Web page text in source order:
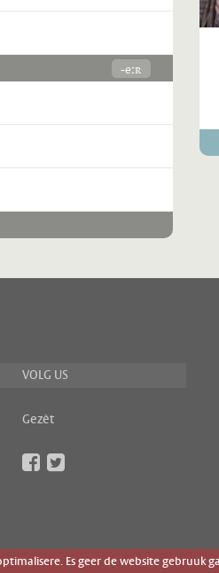
-eːʀ
VOLG US
Gezèt
Es geer de website gebruuk